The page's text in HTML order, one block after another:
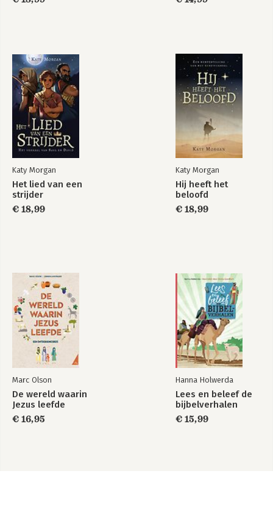
Katy Morgan
Het lied van een
strijder
€ 18,99
Katy Morgan
Hij heeft het
beloofd
€ 18,99
Marc Olson
De wereld waarin
Jezus leefde
€ 16,95
Hanna Holwerda
Lees en beleef de
bijbelverhalen
€ 15,99